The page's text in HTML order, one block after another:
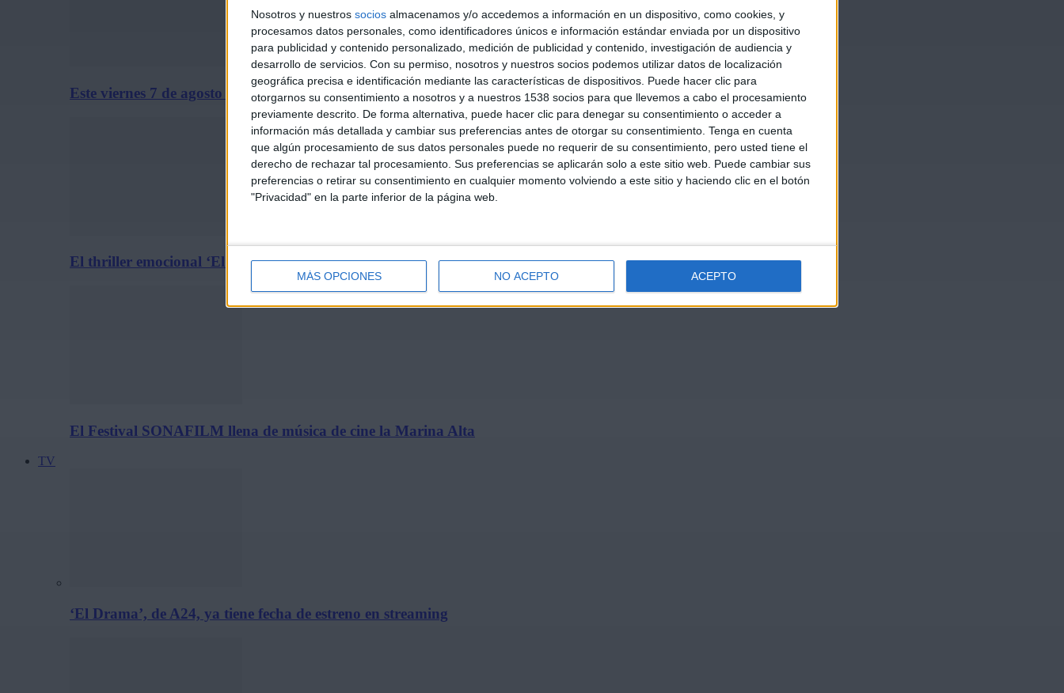
Nosotros y nuestros socios almacenamos y/o accedemos a información en un dispositivo, como cookies, y
procesamos datos personales, como identificadores únicos e información estándar enviada por un dispositivo
para publicidad y contenido personalizado, medición de publicidad y contenido, investigación de audiencia y
desarrollo de servicios. Con su permiso, nosotros y nuestros socios podemos utilizar datos de localización
geográfica precisa e identificación mediante las características de dispositivos. Puede hacer clic para
otorgarnos su consentimiento a nosotros y a nuestros 1538 socios para que llevemos a cabo el procesamiento
previamente descrito. De forma alternativa, puede hacer clic para denegar su consentimiento o acceder a
información más detallada y cambiar sus preferencias antes de otorgar su consentimiento. Tenga en cuenta
que algún procesamiento de sus datos personales puede no requerir de su consentimiento, pero usted tiene el
derecho de rechazar tal procesamiento. Sus preferencias se aplicarán solo a este sitio web. Puede cambiar sus
preferencias o retirar su consentimiento en cualquier momento volviendo a este sitio y haciendo clic en el botón
"Privacidad" en la parte inferior de la página web.
MÁS OPCIONES NO ACEPTO ACEPTO
Este viernes 7 de agosto se estrena solo en cines ‘El…
El thriller emocional ‘El Síndrome Rembrandt’ se estrena solo en cines…
El Festival SONAFILM llena de música de cine la Marina Alta
TV
‘El Drama’, de A24, ya tiene fecha de estreno en streaming